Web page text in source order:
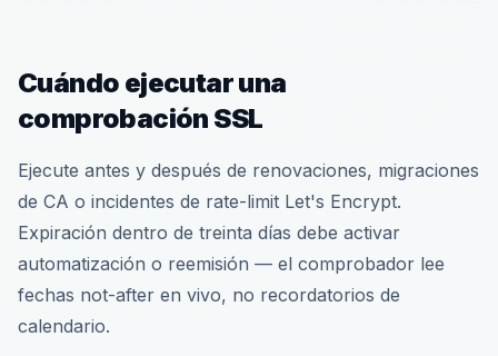
Cuándo ejecutar una
comprobación SSL
Ejecute antes y después de renovaciones, migraciones
de CA o incidentes de rate-limit Let's Encrypt.
Expiración dentro de treinta días debe activar
automatización o reemisión — el comprobador lee
fechas not-after en vivo, no recordatorios de
calendario.